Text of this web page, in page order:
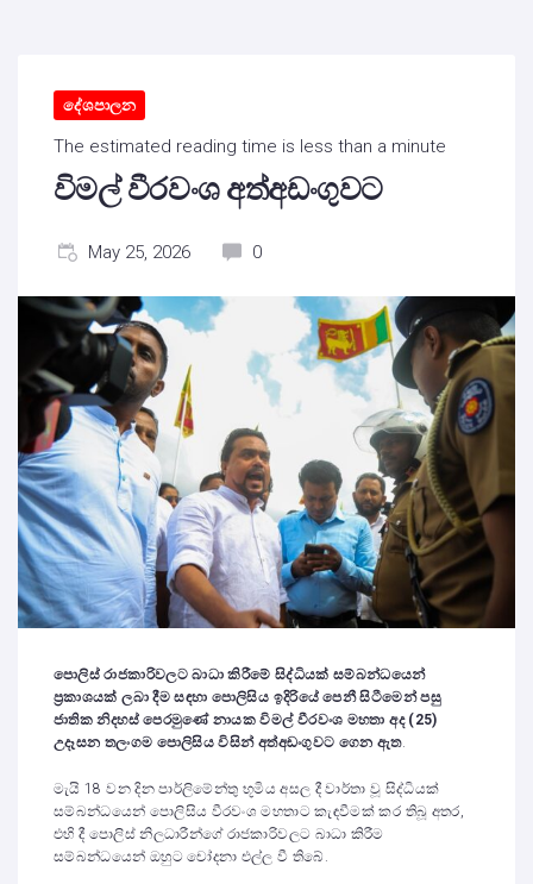
දේශපාලන
The estimated reading time is less than a minute
විමල් වීරවංශ අත්අඩංගුවට
May 25, 2026 0
පොලිස් රාජකාරිවලට බාධා කිරීමේ සිද්ධියක් සම්බන්ධයෙන්
ප්‍රකාශයක් ලබා දීම සඳහා පොලිසිය ඉදිරියේ පෙනී සිටීමෙන් පසු
ජාතික නිදහස් පෙරමුණේ නායක විමල් වීරවංශ මහතා අද (25)
උදෑසන තලංගම පොලිසිය විසින් අත්අඩංගුවට ගෙන ඇත.
මැයි 18 වන දින පාර්ලිමේන්තු භූමිය අසල දී වාර්තා වූ සිද්ධියක්
සම්බන්ධයෙන් පොලිසිය වීරවංශ මහතාට කැඳවීමක් කර තිබූ අතර,
එහි දී පොලිස් නිලධාරීන්ගේ රාජකාරිවලට බාධා කිරීම
සම්බන්ධයෙන් ඔහුට චෝදනා එල්ල වී තිබේ.